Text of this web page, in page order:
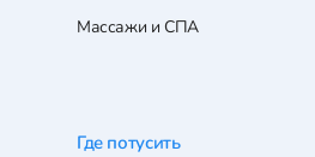
Массажи и СПА
Где потусить